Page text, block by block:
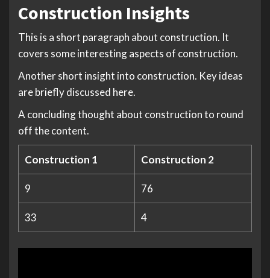
Construction Insights
This is a short paragraph about construction. It
covers some interesting aspects of construction.
Another short insight into construction. Key ideas
are briefly discussed here.
A concluding thought about construction to round
off the content.
Construction 1 Construction 2
9 76
33 4